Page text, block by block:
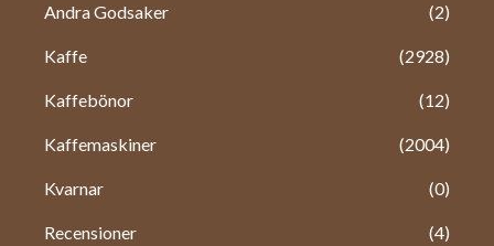
Andra Godsaker (2)
Kaffe (2928)
Kaffebönor (12)
Kaffemaskiner (2004)
Kvarnar (0)
Recensioner (4)